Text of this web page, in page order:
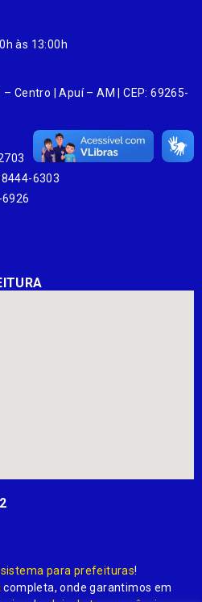
às 13:00h
Centro | Apuí – AM | CEP: 69265-
6303
sistema para prefeituras!
completa, onde garantimos em